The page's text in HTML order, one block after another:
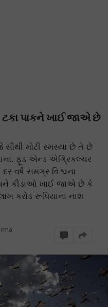
ટકા પાકને ખાઈ જાએ છે
મોટી સ્મસ્યા છે તે છે
ફૂડ એન્ડ એગ્રિકલ્ચર
વર્ષે સમગ્ર વિશ્વના
કીડાઓ ખાઈ જાએ છે કે
કરોડ રૂપિયાના નાશ